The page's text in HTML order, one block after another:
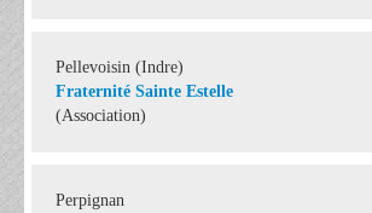
Pellevoisin (Indre)
Fraternité Sainte Estelle
(Association)
Perpignan